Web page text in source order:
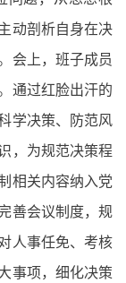
动剖析自身在决
会上，班子成员
通过红脸出汗的
学决策、防范风
，为规范决策程
相关内容纳入党
善会议制度，规
人事任免、考核
事项，细化决策